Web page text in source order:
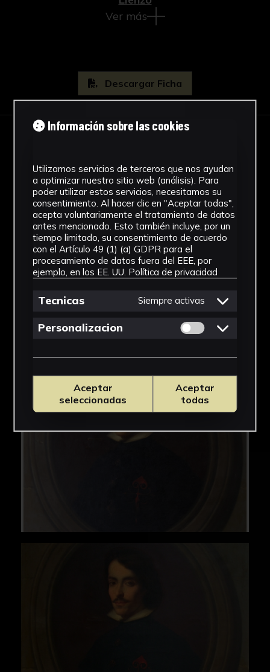
Ver más
Descargar Ficha
Información sobre las cookies
Utilizamos servicios de terceros que nos ayudan
a optimizar nuestro sitio web (análisis). Para
poder utilizar estos servicios, necesitamos su
consentimiento. Al hacer clic en "Aceptar todas",
acepta voluntariamente el tratamiento de datos
antes mencionado. Esto también incluye, por un
tiempo limitado, su consentimiento de acuerdo
con el Artículo 49 (1) (a) GDPR para el
procesamiento de datos fuera del EEE, por
ejemplo, en los EE. UU. Política de privacidad
Tecnicas Siempre activas
Personalizacion Permitir cookies
Aceptar
seleccionadas
Aceptar
todas